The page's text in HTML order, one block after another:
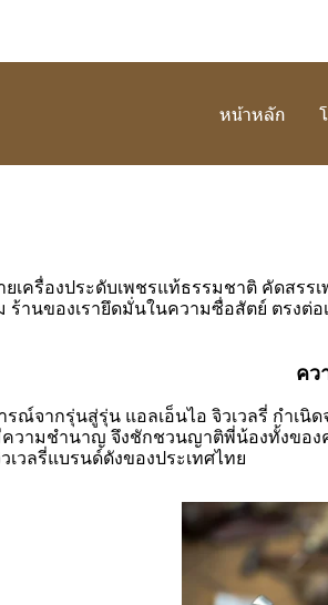
หน้าหลัก
ยเครื่องประดับเพชรแท้ธรรมชาติ คัดส
านของเรายึดมั่นในความซื่อสัตย์ ตรงต่อ
คว
ณ์จากรุ่นสู่รุ่น แอลเอ็นไอ จิวเวลรี่ กำเ
ความชำนาญ จึงชักชวนญาติพี่น้องทั้งขอ
วลรี่แบรนด์ดังของประเทศไทย